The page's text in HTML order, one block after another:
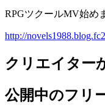
RPGツクールMV始め
http://
クリエイター
公開中のフリ